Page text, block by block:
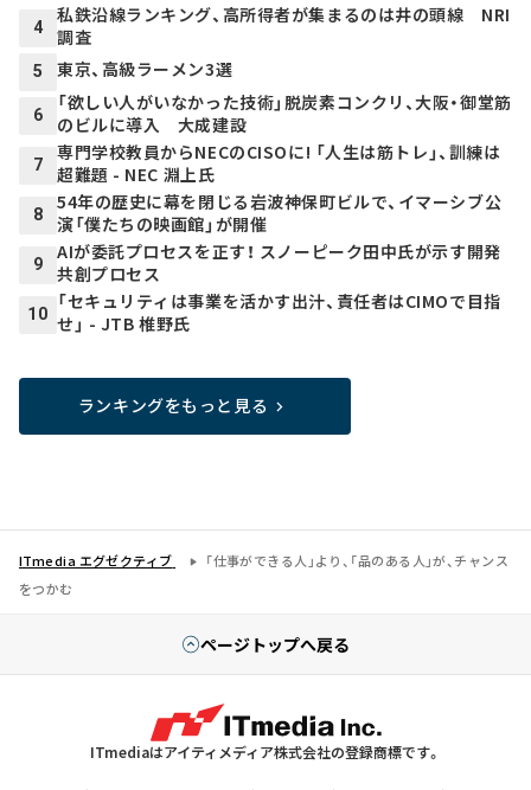
4
私鉄沿線ランキング、高所得者が集まるのは井の頭線 NRI
調査
5 東京、高級ラーメン3選
6
「欲しい人がいなかった技術」脱炭素コンクリ、大阪・御堂筋
のビルに導入 大成建設
7
専門学校教員からNECのCISOに! 「人生は筋トレ」、訓練は
超難題 - NEC 淵上氏
8
54年の歴史に幕を閉じる岩波神保町ビルで、イマーシブ公
演「僕たちの映画館」が開催
9
AIが委託プロセスを正す！ スノーピーク田中氏が示す開発
共創プロセス
10
「セキュリティは事業を活かす出汁、責任者はCIMOで目指
せ」 - JTB 椎野氏
ランキングをもっと見る
ITmedia エグゼクティブ
「仕事ができる人」より、「品のある人」が、チャンス
をつかむ
ページトップへ戻る
ITmediaはアイティメディア株式会社の登録商標です。